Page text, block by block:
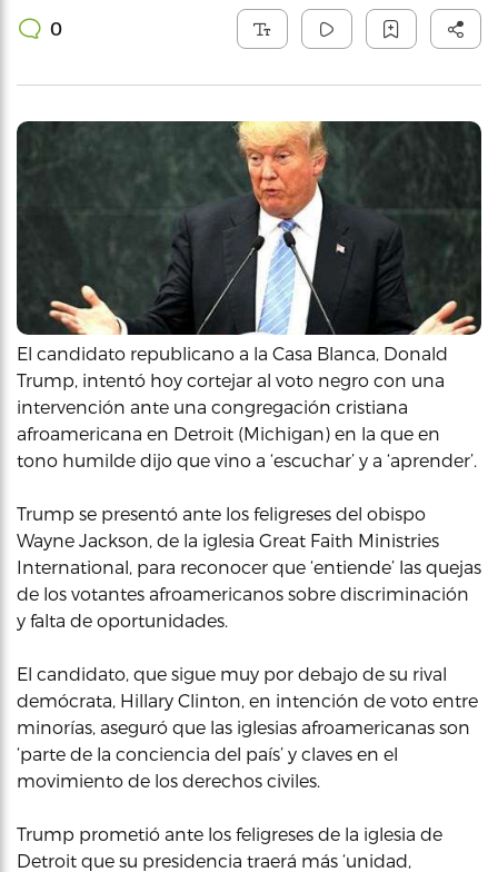
0
El candidato republicano a la Casa Blanca, Donald
Trump, intentó hoy cortejar al voto negro con una
intervención ante una congregación cristiana
afroamericana en Detroit (Michigan) en la que en
tono humilde dijo que vino a ‘escuchar’ y a ‘aprender’.
Trump se presentó ante los feligreses del obispo
Wayne Jackson, de la iglesia Great Faith Ministries
International, para reconocer que ‘entiende’ las quejas
de los votantes afroamericanos sobre discriminación
y falta de oportunidades.
El candidato, que sigue muy por debajo de su rival
demócrata, Hillary Clinton, en intención de voto entre
minorías, aseguró que las iglesias afroamericanas son
‘parte de la conciencia del país’ y claves en el
movimiento de los derechos civiles.
Trump prometió ante los feligreses de la iglesia de
Detroit que su presidencia traerá más ‘unidad,